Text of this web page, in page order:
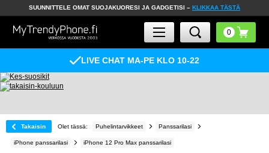
SUUNNITTELE OMAT SUOJAKUORESI JA GADGETISI – KLIKKAA TÄSTÄ
LIVE CHAT MA-PE KLO 10-22
Takaisin Olet tässä: Puhelintarvikkeet Panssarilasi
iPhone panssarilasi iPhone 12 Pro Max panssarilasi